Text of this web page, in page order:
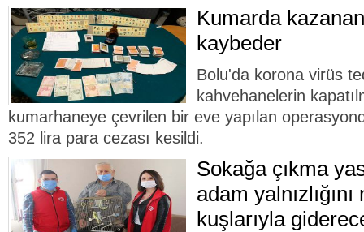
Kumarda
kaybeder
Bolu'da korona virüs
kahvehanelerin
kumarhaneye çevrilen bir eve yapılan
352 lira para cezası kesildi.
Sokağa çıkma
adam
kuşlarıyla